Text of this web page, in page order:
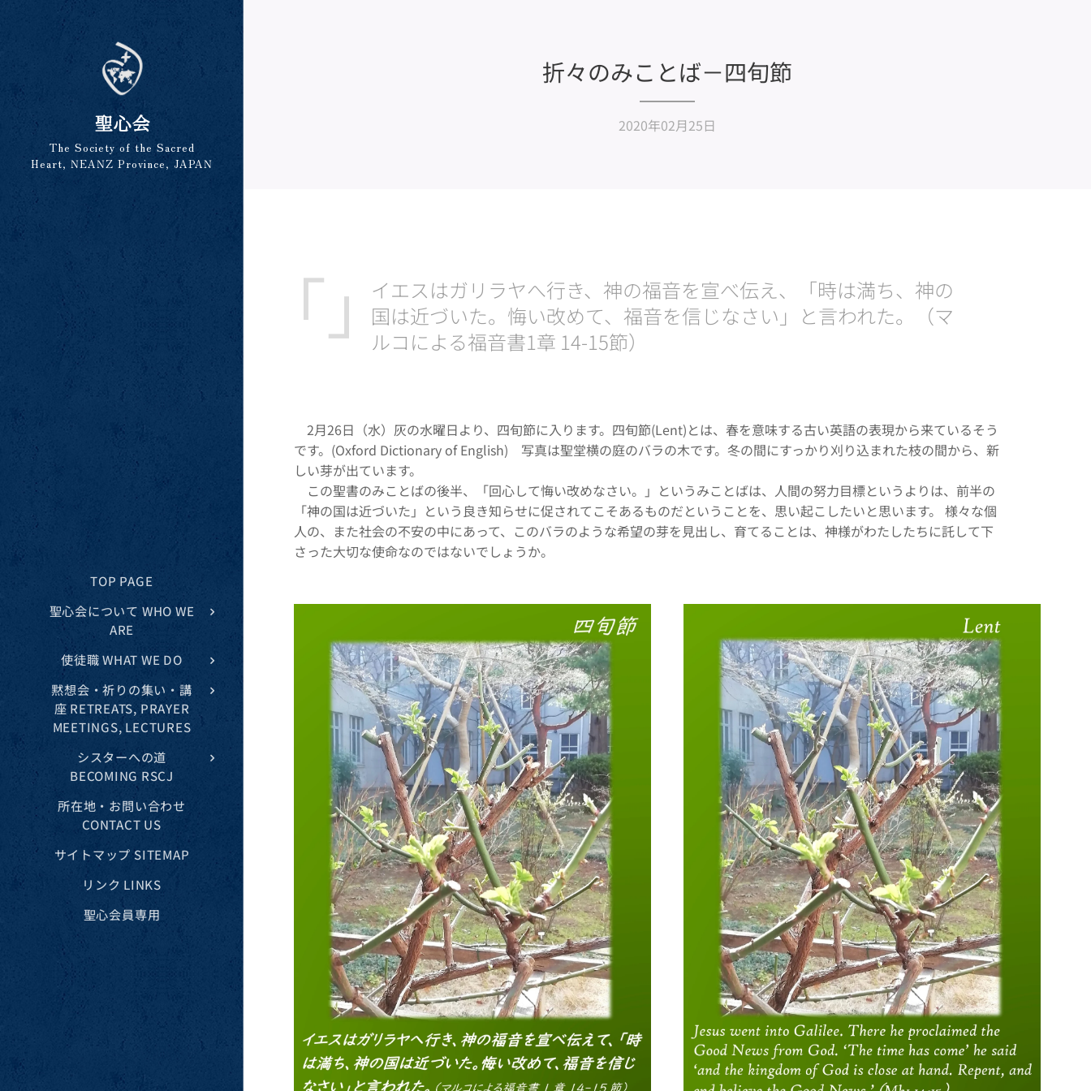
聖心会
The Society of the Sacred
Heart, NEANZ Province, JAPAN
TOP PAGE
聖心会について WHO WE
ARE
使徒職 WHAT WE DO
黙想会・祈りの集い・講
座 RETREATS, PRAYER
MEETINGS, LECTURES
シスターへの道
BECOMING RSCJ
所在地・お問い合わせ
CONTACT US
サイトマップ SITEMAP
リンク LINKS
聖心会員専用
折々のみことば－四旬節
2020年02月25日
イエスはガリラヤへ行き、神の福音を宣べ伝え、「時は満ち、神の
国は近づいた。悔い改めて、福音を信じなさい」と言われた。（マ
ルコによる福音書1章 14-15節）
2月26日（水）灰の水曜日より、四旬節に入ります。四旬節(Lent)とは、春を意味する古い英語の表現から来ているそう
です。(Oxford Dictionary of English) 写真は聖堂横の庭のバラの木です。冬の間にすっかり刈り込まれた枝の間から、新
しい芽が出ています。
この聖書のみことばの後半、「回心して悔い改めなさい。」というみことばは、人間の努力目標というよりは、前半の
「神の国は近づいた」という良き知らせに促されてこそあるものだということを、思い起こしたいと思います。 様々な個
人の、また社会の不安の中にあって、このバラのような希望の芽を見出し、育てることは、神様がわたしたちに託して下
さった大切な使命なのではないでしょうか。